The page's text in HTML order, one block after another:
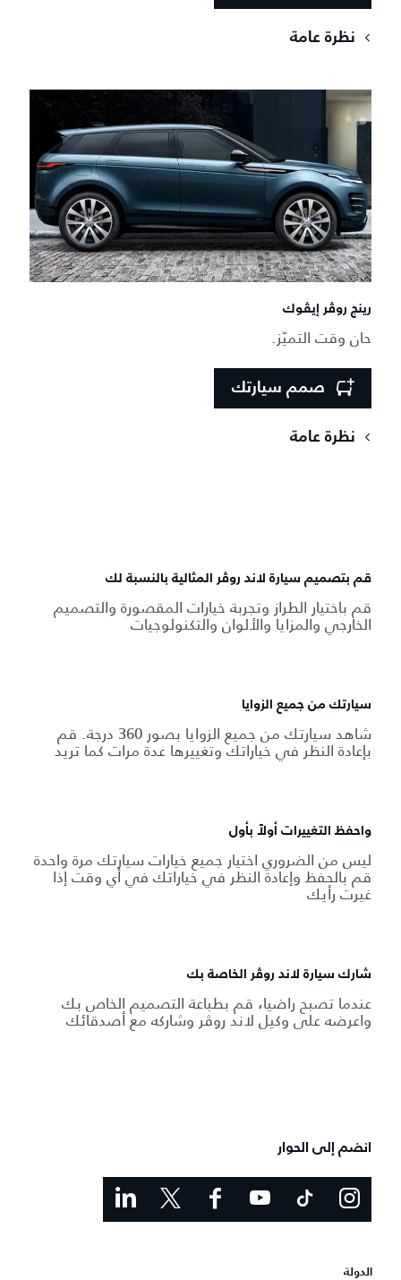
نظرة عامة
رينج روڤر إيڤوك
حان وقت التميّز.
صمم سيارتك
نظرة عامة
قم بتصميم سيارة لاند روڤر المثالية بالنسبة لك
قم باختيار الطراز وتجربة خيارات المقصورة والتصميم
الخارجي والمزايا والألوان والتكنولوجيات
سيارتك من جميع الزوايا
شاهد سيارتك من جميع الزوايا بصور 360 درجة. قم
بإعادة النظر في خياراتك وتغييرها عدة مرات كما تريد
واحفظ التغييرات أولاً بأول
ليس من الضروري اختيار جميع خيارات سيارتك مرة واحدة
قم بالحفظ وإعادة النظر في خياراتك في أي وقت إذا
غيرت رأيك
شارك سيارة لاند روڤر الخاصة بك
عندما تصبح راضيا، قم بطباعة التصميم الخاص بك
واعرضه على وكيل لاند روڤر وشاركه مع أصدقائك
انضم إلى الحوار
الدولة